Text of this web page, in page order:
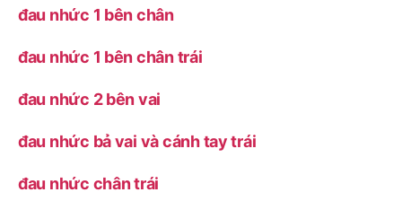
đau nhức 1 bên chân
đau nhức 1 bên chân trái
đau nhức 2 bên vai
đau nhức bả vai và cánh tay trái
đau nhức chân trái